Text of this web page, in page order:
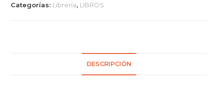
Categorías: Librería, LIBROS
DESCRIPCIÓN